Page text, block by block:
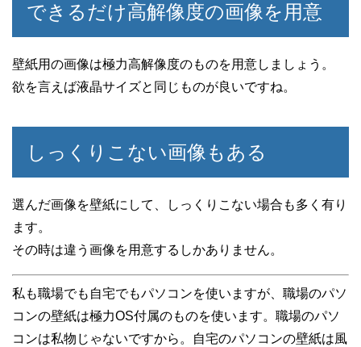
できるだけ高解像度の画像を用意
壁紙用の画像は極力高解像度のものを用意しましょう。
欲を言えば液晶サイズと同じものが良いですね。
しっくりこない画像もある
選んだ画像を壁紙にして、しっくりこない場合も多く有り
ます。
その時は違う画像を用意するしかありません。
私も職場でも自宅でもパソコンを使いますが、職場のパソ
コンの壁紙は極力OS付属のものを使います。職場のパソ
コンは私物じゃないですから。自宅のパソコンの壁紙は風